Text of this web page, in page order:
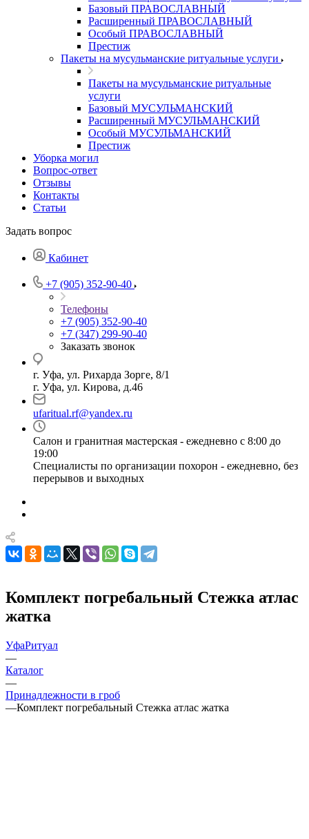
Базовый ПРАВОСЛАВНЫЙ
Расширенный ПРАВОСЛАВНЫЙ
Особый ПРАВОСЛАВНЫЙ
Престиж
Пакеты на мусульманские ритуальные услуги
Пакеты на мусульманские ритуальные
услуги
Базовый МУСУЛЬМАНСКИЙ
Расширенный МУСУЛЬМАНСКИЙ
Особый МУСУЛЬМАНСКИЙ
Престиж
Уборка могил
Вопрос-ответ
Отзывы
Контакты
Статьи
Задать вопрос
Кабинет
+7 (905) 352-90-40
Телефоны
+7 (905) 352-90-40
+7 (347) 299-90-40
Заказать звонок
г. Уфа, ул. Рихарда Зорге, 8/1
г. Уфа, ул. Кирова, д.46
ufaritual.rf@yandex.ru
Салон и гранитная мастерская - ежедневно с 8:00 до
19:00
Специалисты по организации похорон - ежедневно, без
перерывов и выходных
Комплект погребальный Стежка атлас
жатка
УфаРитуал
—
Каталог
—
Принадлежности в гроб
—Комплект погребальный Стежка атлас жатка